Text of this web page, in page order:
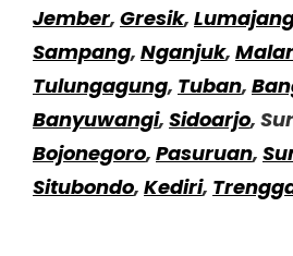
Jember, Gresik,
Sampang, Nganjuk,
Tulungagung, Tuban,
Banyuwangi, Sidoarjo,
Bojonegoro, Pasuruan,
Situbondo, Kediri,